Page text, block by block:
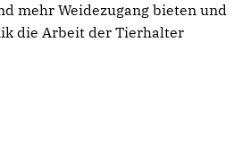
mehr Weidezugang bieten und
die Arbeit der Tierhalter